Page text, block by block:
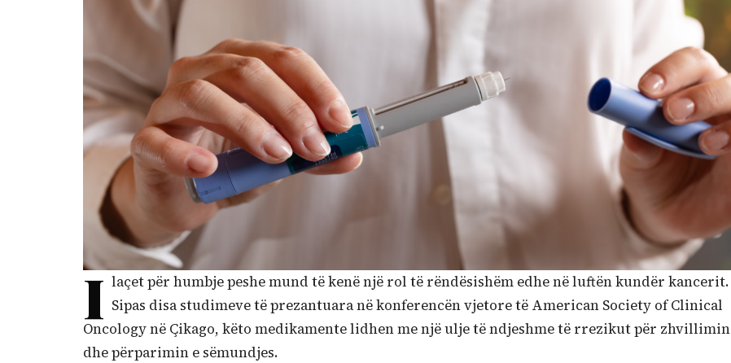
I laçet për humbje peshe mund të kenë një rol të rëndësishëm edhe në luftën kundër kancerit.
Sipas disa studimeve të prezantuara në konferencën vjetore të American Society of Clinical
Oncology në Çikago, këto medikamente lidhen me një ulje të ndjeshme të rrezikut për zhvillimin
dhe përparimin e sëmundjes.